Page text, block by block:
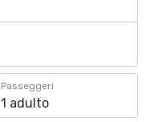
Passeggeri
1 adulto